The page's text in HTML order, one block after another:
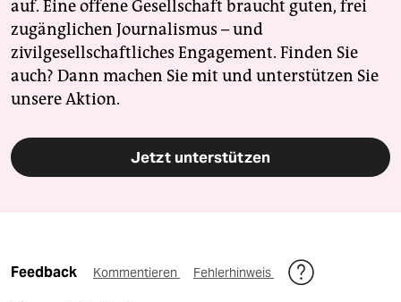
auf. Eine offene Gesellschaft braucht guten, frei
zugänglichen Journalismus – und
zivilgesellschaftliches Engagement. Finden Sie
auch? Dann machen Sie mit und unterstützen Sie
unsere Aktion.
Jetzt unterstützen
Feedback Kommentieren Fehlerhinweis